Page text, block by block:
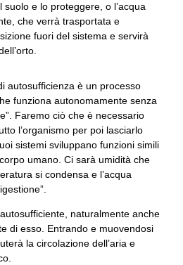
e lo proteggere, o l’acqua
che verrà trasportata e
fuori del sistema e servirà
autosufficienza è un processo
funziona autonomamente senza
Faremo ciò che è necessario
l’organismo per poi lasciarlo
sistemi sviluppano funzioni simili
umano. Ci sarà umidità che
si condensa e l’acqua
naturalmente anche
di esso. Entrando e muovendosi
la circolazione dell’aria e